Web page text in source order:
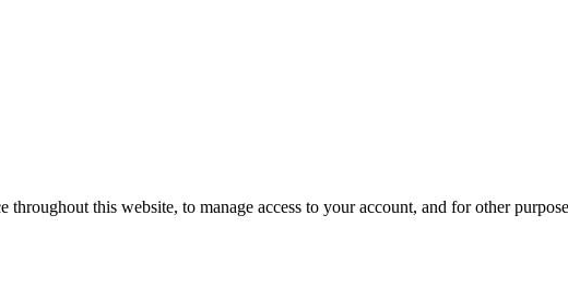
this website, to manage access to your account, and for other